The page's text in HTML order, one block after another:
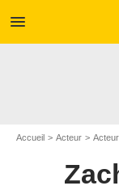
menu
Accueil Acteur